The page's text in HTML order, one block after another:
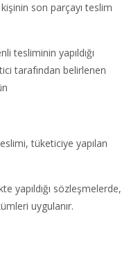
son parçayı teslim
tesliminin yapıldığı
tarafından belirlenen
tüketiciye yapılan
yapıldığı sözleşmelerde,
uygulanır.